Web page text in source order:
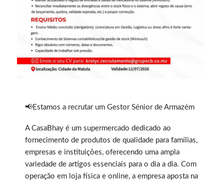
📢Estamos a recrutar um Gestor Sénior de Armazém
A CasaBhay é um supermercado dedicado ao
fornecimento de produtos de qualidade para famílias,
empresas e instituições, oferecendo uma ampla
variedade de artigos essenciais para o dia a dia. Com
operação em loja física e online, a empresa aposta na